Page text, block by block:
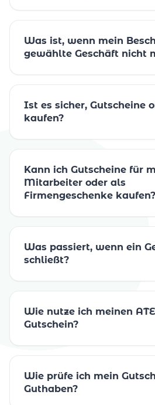
Was ist, wenn mein
gewählte Geschäft nicht
Ist es sicher, Gutscheine
kaufen?
Kann ich Gutscheine für
Mitarbeiter oder als
Firmengeschenke kaufen?
Was passiert, wenn ein
schließt?
Wie nutze ich meinen
Gutschein?
Wie prüfe ich mein
Guthaben?